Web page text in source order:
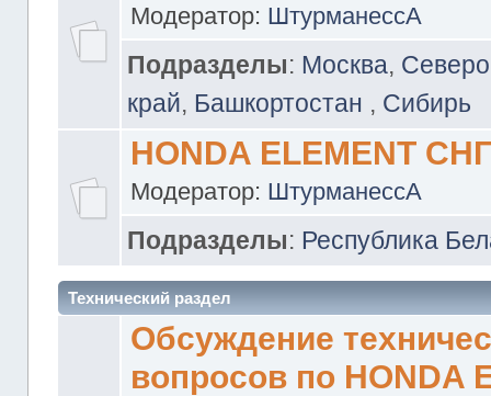
Модератор: ШтурманессА
Подразделы: Москва,
край, Башкортостан , Сибирь
HONDA ELEMENT
Модератор: ШтурманессА
Подразделы: Республика
Технический раздел
Обсуждение
вопросов по HONDA